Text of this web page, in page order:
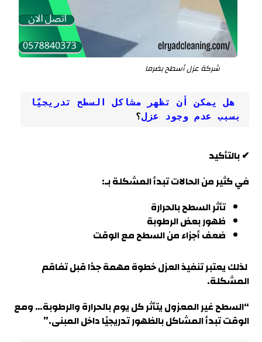
شركة عزل أسطح بضرما
بسبب عدم وجود عزل؟
✔ بالتأكيد
في كثير من الحالات تبدأ المشكلة بـ:
تأثر السطح بالحرارة
ظهور بعض الرطوبة
ضعف أجزاء من السطح مع الوقت
لذلك يعتبر تنفيذ العزل خطوة مهمة جدًا قبل تفاقم
المشكلة.
“السطح غير المعزول يتأثر كل يوم بالحرارة والرطوبة… ومع
الوقت تبدأ المشاكل بالظهور تدريجيًا داخل المبنى.”